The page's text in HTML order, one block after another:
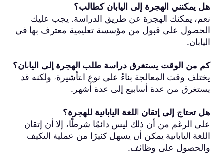
هل يمكنني الهجرة إلى اليابان كطالب؟
نعم، يمكنك الهجرة عن طريق الدراسة. يجب عليك
الحصول على قبول من مؤسسة تعليمية معترف بها في
اليابان.
كم من الوقت يستغرق دراسة طلب الهجرة إلى اليابان؟
يختلف وقت المعالجة بناءً على نوع التأشيرة، ولكنه قد
يستغرق من عدة أسابيع إلى عدة أشهر.
هل تحتاج إلى إتقان اللغة اليابانية للهجرة؟
على الرغم من أن ذلك ليس دائمًا شرطًا، إلا أن إتقان
اللغة اليابانية يمكن أن يسهل كثيرًا من عملية التكيف
والحصول على وظائف.